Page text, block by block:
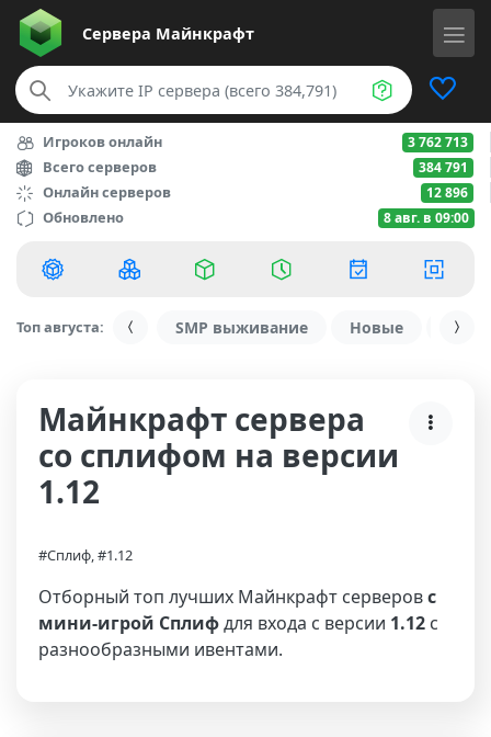
Сервера Майнкрафт
Игроков онлайн 3 762 713
Всего серверов 384 791
Онлайн серверов 12 896
Обновлено 8 авг. в 09:00
Топ августа: SMP выживание Новые С
Майнкрафт сервера
со сплифом на версии
1.12
#Сплиф, #1.12
Отборный топ лучших Майнкрафт серверовс
мини-игрой Сплифдля входа с версии 1.12 с
разнообразными ивентами.